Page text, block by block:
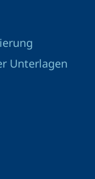
Unterlagen